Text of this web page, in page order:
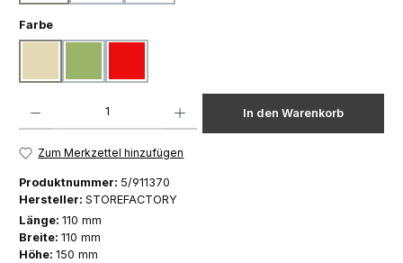
Farbeauswählen
In den Warenkorb
Zum Merkzettel hinzufügen
Produktnummer: 5/911370
Hersteller: STOREFACTORY
Länge: 110 mm
Breite: 110 mm
Höhe: 150 mm